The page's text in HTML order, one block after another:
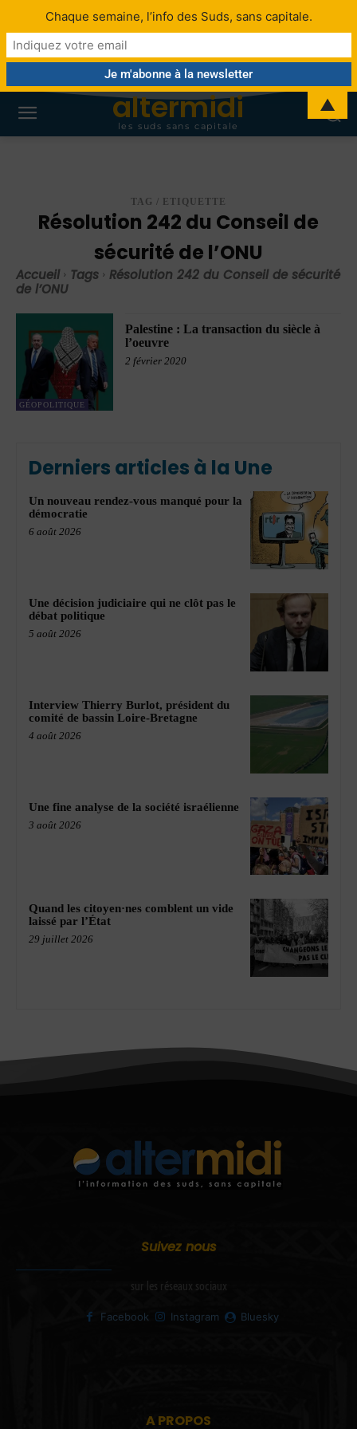
altermidi
les suds sans capitale
TAG / ETIQUETTE
Résolution 242 du Conseil de
sécurité de l’ONU
Accueil Tags
Résolution 242 du Conseil de sécurité
de l’ONU
GÉOPOLITIQUE
Palestine : La transaction du siècle à
l’oeuvre
2 février 2020
Derniers articles à la Une
Un nouveau rendez-vous manqué pour la
démocratie
6 août 2026
Une décision judiciaire qui ne clôt pas le
débat politique
5 août 2026
Interview Thierry Burlot, président du
comité de bassin Loire-Bretagne
4 août 2026
Une fine analyse de la société israélienne
3 août 2026
Quand les citoyen·nes comblent un vide
laissé par l’État
29 juillet 2026
Suivez nous
sur les réseaux sociaux
Facebook Instagram Bluesky
A PROPOS
Chaque semaine, l’info des Suds, sans capitale.
▲